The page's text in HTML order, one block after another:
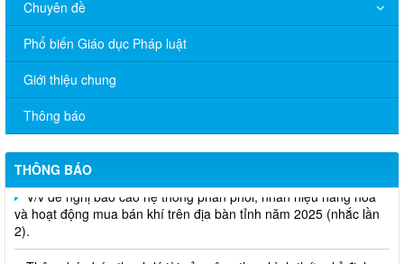
Chuyên đề
Phổ biến Giáo dục Pháp luật
Giới thiệu chung
Thông báo
THÔNG BÁO
V/v đề nghị báo cáo hệ thống phân phối, nhãn hiệu hàng hóa
và hoạt động mua bán khí trên địa bàn tỉnh năm 2025 (nhắc lần
2).
Thông báo bán thanh lý tài sản công theo hình thức chỉ định